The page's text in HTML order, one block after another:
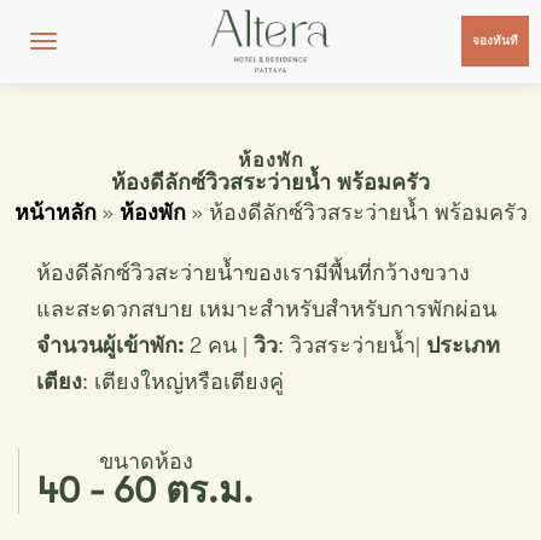
Toggle navigation จองทันที
ห้องพัก
ห้องดีลักซ์วิวสระว่ายน้ำ พร้อมครัว
หน้าหลัก» ห้องพัก» ห้องดีลักซ์วิวสระว่ายน้ำ พร้อมครัว
ห้องดีลักซ์วิวสะว่ายน้ำของเรามีพื้นที่กว้างขวาง
และสะดวกสบาย เหมาะสำหรับสำหรับการพักผ่อน
จำนวนผู้เข้าพัก: 2 คน วิว: วิวสระว่ายน้ำ ประเภท
เตียง: เตียงใหญ่หรือเตียงคู่
ขนาดห้อง
40 - 60 ตร.ม.